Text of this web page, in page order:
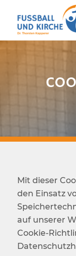
Mit dieser
den Einsatz
auf unserer
Cookie-